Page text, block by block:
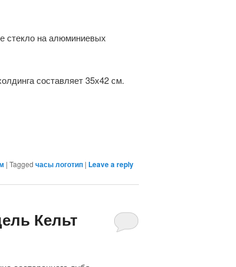
стекло на алюминиевых
составляет 35х42 см.
| Tagged часы логотип | Leave a reply
Кельт